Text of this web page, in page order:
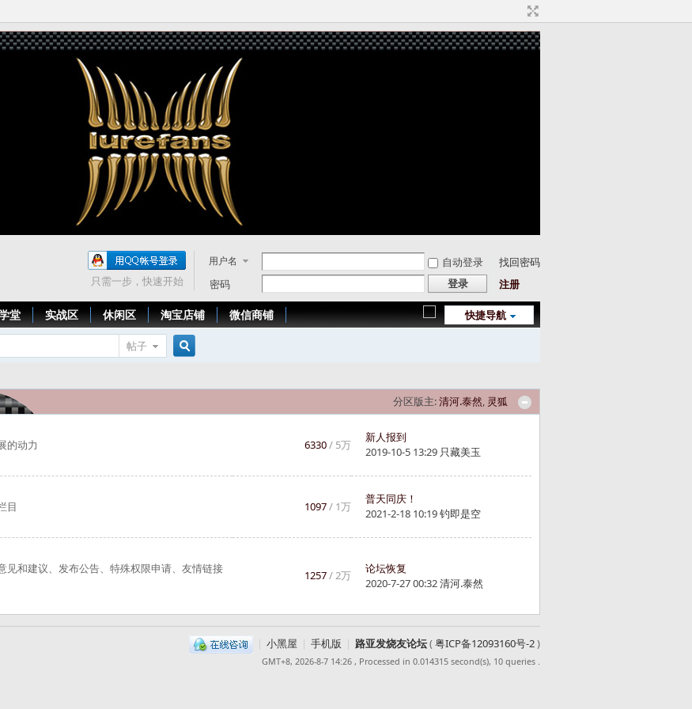
用户名 自动登录
找回密码
密码
登录 注册
只需一步，快速开始
快捷导航
堂 实战区 休闲区 淘宝店铺 微信商铺
帖子
分区版主:清河.泰然, 灵狐
的动力
6330/ 5万
新人报到
2019-10-5 13:29 只藏美玉
目
1097/ 1万
普天同庆！
2021-2-18 10:19钓即是空
见和建议、发布公告、特殊权限申请、友情链接
1257/2万
论坛恢复
2020-7-27 00:32清河.泰然
| 小黑屋 | 手机版 | 路亚发烧友论坛(粤ICP备12093160号-2)
GMT+8, 2026-8-7 14:26 , Processed in 0.014315 second(s), 10 queries .